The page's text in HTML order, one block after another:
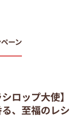
ーン
ロップ大使】
、至福のレシ